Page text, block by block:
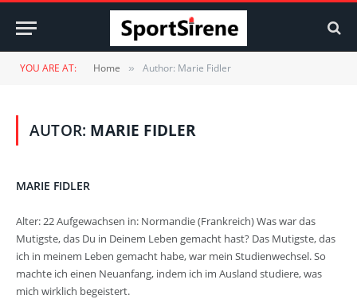
YOU ARE AT: Home » Author: Marie Fidler
AUTOR: MARIE FIDLER
MARIE FIDLER
Alter: 22 Aufgewachsen in: Normandie (Frankreich) Was war das
Mutigste, das Du in Deinem Leben gemacht hast? Das Mutigste, das
ich in meinem Leben gemacht habe, war mein Studienwechsel. So
machte ich einen Neuanfang, indem ich im Ausland studiere, was
mich wirklich begeistert.